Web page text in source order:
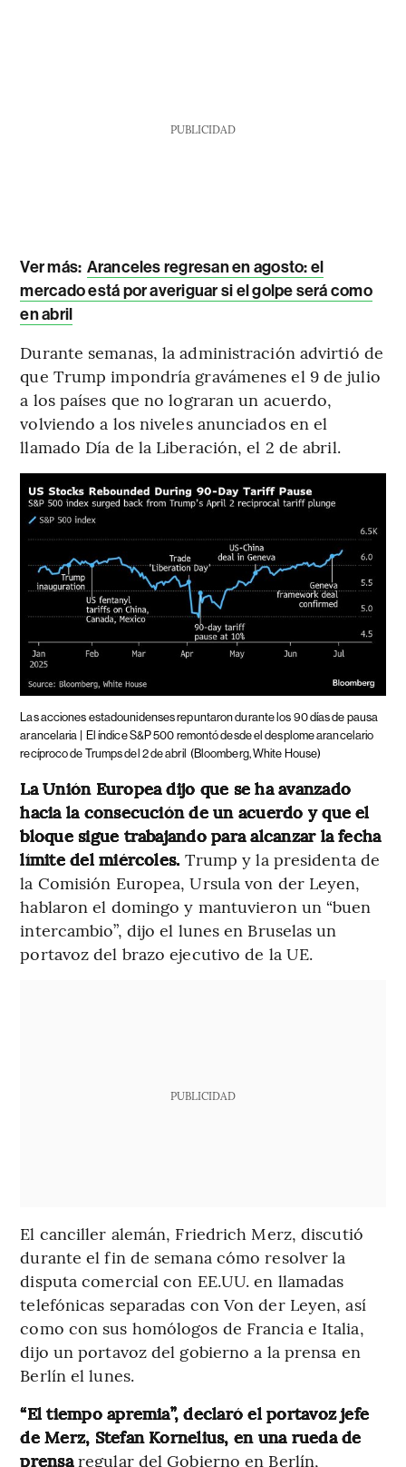
PUBLICIDAD
Ver más: Aranceles regresan en agosto: el
mercado está por averiguar si el golpe será como
en abril
Durante semanas, la administración advirtió de
que Trump impondría gravámenes el 9 de julio
a los países que no lograran un acuerdo,
volviendo a los niveles anunciados en el
llamado Día de la Liberación, el 2 de abril.
Las acciones estadounidenses repuntaron durante los 90 días de pausa
arancelaria |
El índice S&P 500 remontó desde el desplome arancelario
recíproco de Trumps del 2 de abril (Bloomberg, White House)
La Unión Europea dijo que se ha avanzado
hacia la consecución de un acuerdo y que el
bloque sigue trabajando para alcanzar la fecha
límite del miércoles. Trump y la presidenta de
la Comisión Europea, Ursula von der Leyen,
hablaron el domingo y mantuvieron un “buen
intercambio”, dijo el lunes en Bruselas un
portavoz del brazo ejecutivo de la UE.
PUBLICIDAD
El canciller alemán, Friedrich Merz, discutió
durante el fin de semana cómo resolver la
disputa comercial con EE.UU. en llamadas
telefónicas separadas con Von der Leyen, así
como con sus homólogos de Francia e Italia,
dijo un portavoz del gobierno a la prensa en
Berlín el lunes.
“El tiempo apremia”, declaró el portavoz jefe
de Merz, Stefan Kornelius, en una rueda de
prensaregular del Gobierno en Berlín,